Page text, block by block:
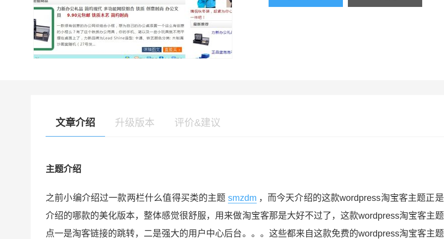
文章介绍 升级版本 评价&建议
主题介绍
之前小编介绍过一款两栏什么值得买类的主题 smzdm ，而今天介绍的这款wordpress淘宝客主题正
介绍的哪款的美化版本，整体感觉很舒服，用来做淘宝客那是大好不过了，这款wordpress淘宝客主
点一是淘客链接的跳转，二是强大的用户中心后台。。。这些都来自这款免费的wordpress淘宝客主题